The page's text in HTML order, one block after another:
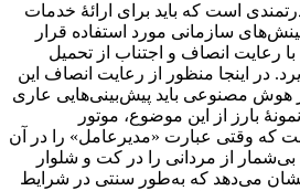
است که باید برای ارائهٔ خدمات
سازمانی مورد استفاده قرار
با رعایت انصاف و اجتناب از تحمیل
در اینجا منظور از رعایت انصاف این
هوش مصنوعی باید پیش‌بینی‌هایی عاری
بارز از این موضوع، موتور
که وقتی عبارت «مدیرعامل» را در آن
از مردانی را در کت و شلوار
می‌دهد که به‌طور سنتی در شرایط